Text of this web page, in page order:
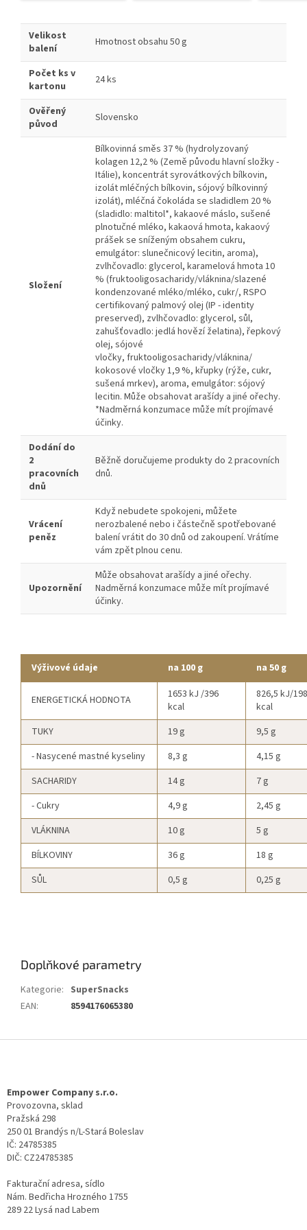
Velikost
balení
Hmotnost obsahu 50 g
Počet ks v
kartonu
24 ks
Ověřený
původ
Slovensko
Složení
Bílkovinná směs 37 % (hydrolyzovaný
kolagen 12,2 % (Země původu hlavní složky -
Itálie), koncentrát syrovátkových bílkovin,
izolát mléčných bílkovin, sójový bílkovinný
izolát), mléčná čokoláda se sladidlem 20 %
(sladidlo: maltitol*, kakaové máslo, sušené
plnotučné mléko, kakaová hmota, kakaový
prášek se sníženým obsahem cukru,
emulgátor: slunečnicový lecitin, aroma),
zvlhčovadlo: glycerol, karamelová hmota 10
% (fruktooligosacharidy/vláknina/slazené
kondenzované mléko/mléko, cukr/, RSPO
certifikovaný palmový olej (IP - identity
preserved), zvlhčovadlo: glycerol, sůl,
zahušťovadlo: jedlá hovězí želatina), řepkový
olej, sójové
vločky, fruktooligosacharidy/vláknina/
kokosové vločky 1,9 %, křupky (rýže, cukr,
sušená mrkev), aroma, emulgátor: sójový
lecitin. Může obsahovat arašídy a jiné ořechy.
*Nadměrná konzumace může mít projímavé
účinky.
Dodání do
2
pracovních
dnů
Běžně doručujeme produkty do 2 pracovních
dnů.
Vrácení
peněz
Když nebudete spokojeni, můžete
nerozbalené nebo i částečně spotřebované
balení vrátit do 30 dnů od zakoupení. Vrátíme
vám zpět plnou cenu.
Upozornění
Může obsahovat arašídy a jiné ořechy.
Nadměrná konzumace může mít projímavé
účinky.
Výživové údaje na 100 g na 50 g
ENERGETICKÁ HODNOTA
1653 kJ /396
kcal
826,5 kJ/198
kcal
TUKY
19 g
9,5 g
- Nasycené mastné kyseliny
8,3 g
4,15 g
SACHARIDY
14 g
7 g
- Cukry
4,9 g
2,45 g
VLÁKNINA
10 g
5 g
BÍLKOVINY
36 g
18 g
SŮL
0,5 g 0,25 g
Doplňkové parametry
Kategorie: SuperSnacks
EAN: 8594176065380
Empower Company s.r.o.
Provozovna, sklad
Pražská 298
250 01 Brandýs n/L-Stará Boleslav
IČ: 24785385
DIČ: CZ24785385
Fakturační adresa, sídlo
Nám. Bedřicha Hrozného 1755
289 22 Lysá nad Labem